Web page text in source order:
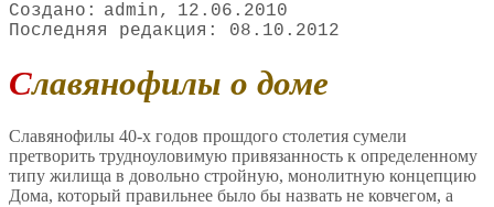
admin
12.06.2010
08.10.2012
Славянофилы о доме
Славянофилы 40-х годов прошдого столетия сумели
претворить трудноуловимую привязанность к определенному
типу жилища в довольно стройную, монолитную концепцию
Дома, который правильнее было бы назвать не ковчегом, а